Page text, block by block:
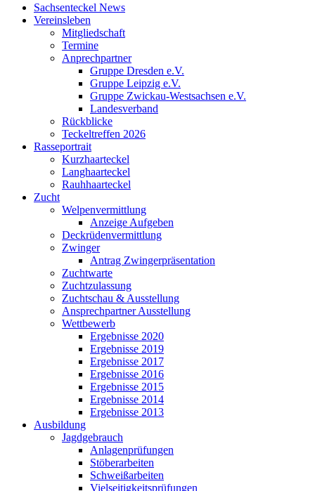
Sachsenteckel News
Vereinsleben
Mitgliedschaft
Termine
Anprechpartner
Gruppe Dresden e.V.
Gruppe Leipzig e.V.
Gruppe Zwickau-Westsachsen e.V.
Landesverband
Rückblicke
Teckeltreffen 2026
Rasseportrait
Kurzhaarteckel
Langhaarteckel
Rauhhaarteckel
Zucht
Welpenvermittlung
Anzeige Aufgeben
Deckrüdenvermittlung
Zwinger
Antrag Zwingerpräsentation
Zuchtwarte
Zuchtzulassung
Zuchtschau & Ausstellung
Ansprechpartner Ausstellung
Wettbewerb
Ergebnisse 2020
Ergebnisse 2019
Ergebnisse 2017
Ergebnisse 2016
Ergebnisse 2015
Ergebnisse 2014
Ergebnisse 2013
Ausbildung
Jagdgebrauch
Anlagenprüfungen
Stöberarbeiten
Schweißarbeiten
Vielseitigkeitsprüfungen